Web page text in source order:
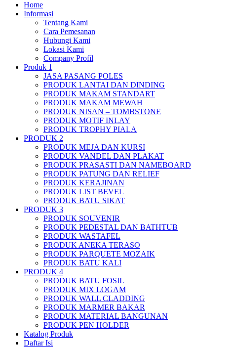
Home
Informasi
Tentang Kami
Cara Pemesanan
Hubungi Kami
Lokasi Kami
Company Profil
Produk 1
JASA PASANG POLES
PRODUK LANTAI DAN DINDING
PRODUK MAKAM STANDART
PRODUK MAKAM MEWAH
PRODUK NISAN – TOMBSTONE
PRODUK MOTIF INLAY
PRODUK TROPHY PIALA
PRODUK 2
PRODUK MEJA DAN KURSI
PRODUK VANDEL DAN PLAKAT
PRODUK PRASASTI DAN NAMEBOARD
PRODUK PATUNG DAN RELIEF
PRODUK KERAJINAN
PRODUK LIST BEVEL
PRODUK BATU SIKAT
PRODUK 3
PRODUK SOUVENIR
PRODUK PEDESTAL DAN BATHTUB
PRODUK WASTAFEL
PRODUK ANEKA TERASO
PRODUK PARQUETE MOZAIK
PRODUK BATU KALI
PRODUK 4
PRODUK BATU FOSIL
PRODUK MIX LOGAM
PRODUK WALL CLADDING
PRODUK MARMER BAKAR
PRODUK MATERIAL BANGUNAN
PRODUK PEN HOLDER
Katalog Produk
Daftar Isi